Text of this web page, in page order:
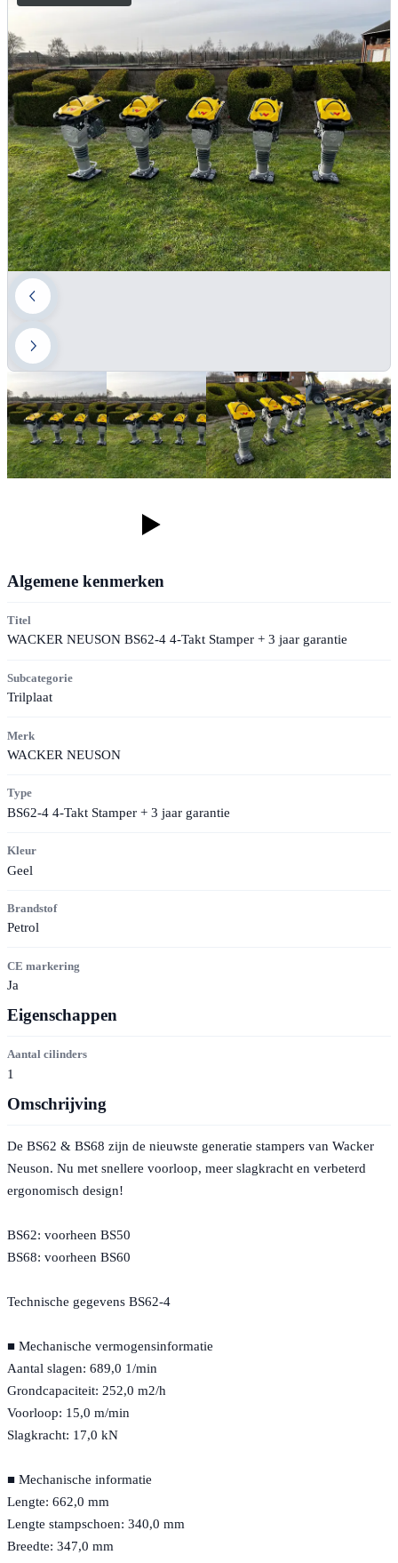
Algemene kenmerken
Titel
WACKER NEUSON BS62-4 4-Takt Stamper + 3 jaar garantie
Subcategorie
Trilplaat
Merk
WACKER NEUSON
Type
BS62-4 4-Takt Stamper + 3 jaar garantie
Kleur
Geel
Brandstof
Petrol
CE markering
Ja
Eigenschappen
Aantal cilinders
1
Omschrijving
De BS62 & BS68 zijn de nieuwste generatie stampers van Wacker
Neuson. Nu met snellere voorloop, meer slagkracht en verbeterd
ergonomisch design!
BS62: voorheen BS50
BS68: voorheen BS60
Technische gegevens BS62-4
■ Mechanische vermogensinformatie
Aantal slagen: 689,0 1/min
Grondcapaciteit: 252,0 m2/h
Voorloop: 15,0 m/min
Slagkracht: 17,0 kN
■ Mechanische informatie
Lengte: 662,0 mm
Lengte stampschoen: 340,0 mm
Breedte: 347,0 mm